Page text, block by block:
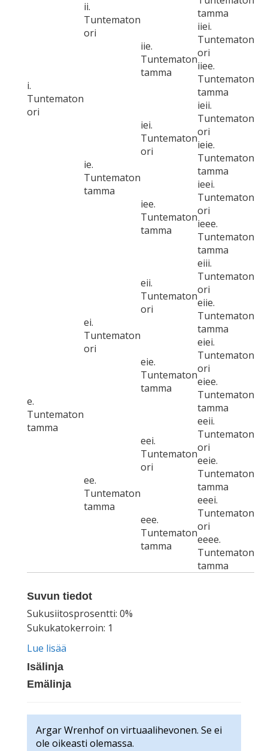
i.
Tuntematon
ori
ii.
Tuntematon
ori
tamma
iie.
Tuntematon
tamma
iiei.
Tuntematon
ori
iiee.
Tuntematon
tamma
ie.
Tuntematon
tamma
iei.
Tuntematon
ori
ieii.
Tuntematon
ori
ieie.
Tuntematon
tamma
iee.
Tuntematon
tamma
ieei.
Tuntematon
ori
ieee.
Tuntematon
tamma
e.
Tuntematon
tamma
ei.
Tuntematon
ori
eii.
Tuntematon
ori
eiii.
Tuntematon
ori
eiie.
Tuntematon
tamma
eie.
Tuntematon
tamma
eiei.
Tuntematon
ori
eiee.
Tuntematon
tamma
ee.
Tuntematon
tamma
eei.
Tuntematon
ori
eeii.
Tuntematon
ori
eeie.
Tuntematon
tamma
eee.
Tuntematon
tamma
eeei.
Tuntematon
ori
eeee.
Tuntematon
tamma
Suvun tiedot
Sukusiitosprosentti: 0%
Sukukatokerroin: 1
Lue lisää
Isälinja
Emälinja
Argar Wrenhof on virtuaalihevonen. Se ei
ole oikeasti olemassa.